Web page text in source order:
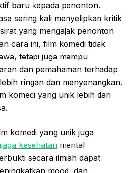
baru kepada penonton.
sering kali menyelipkan kritik
yang mengajak penonton
cara ini, film komedi tidak
tetapi juga mampu
dan pemahaman terhadap
ringan dan menyenangkan.
komedi yang unik lebih dari
komedi yang unik juga
kesehatan mental
secara ilmiah dapat
mood, dan